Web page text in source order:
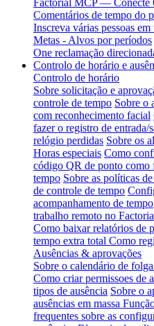
Comentários de tempo do
Inscreva várias pessoas
Metas - Alvos por períodos
One reclamação
Controlo de horário e
Controlo de horário
Sobre solicitação e
controle de tempo Sobre o
com reconhecimento facial
fazer o registro de entrada/
relógio perdidas Sobre os
Horas especiais Como
código QR de ponto
tempo Sobre as políticas
de controle de tempo
acompanhamento de tempo
trabalho remoto no
Como baixar relatórios de
tempo extra total Como
Ausências & aprovações
Sobre o calendário de
Como criar permissoes de
tipos de ausência Sobre o
ausências em massa
frequentes sobre as